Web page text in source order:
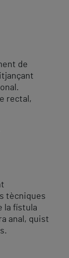
de
rectal,
tècniques
la fístula
anal, quist